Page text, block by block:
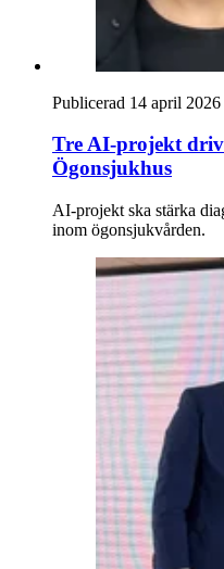
Publicerad 14 april 2026
Tre AI-projekt
Ögonsjukhus
AI-projekt ska stärka
inom ögonsjukvården.